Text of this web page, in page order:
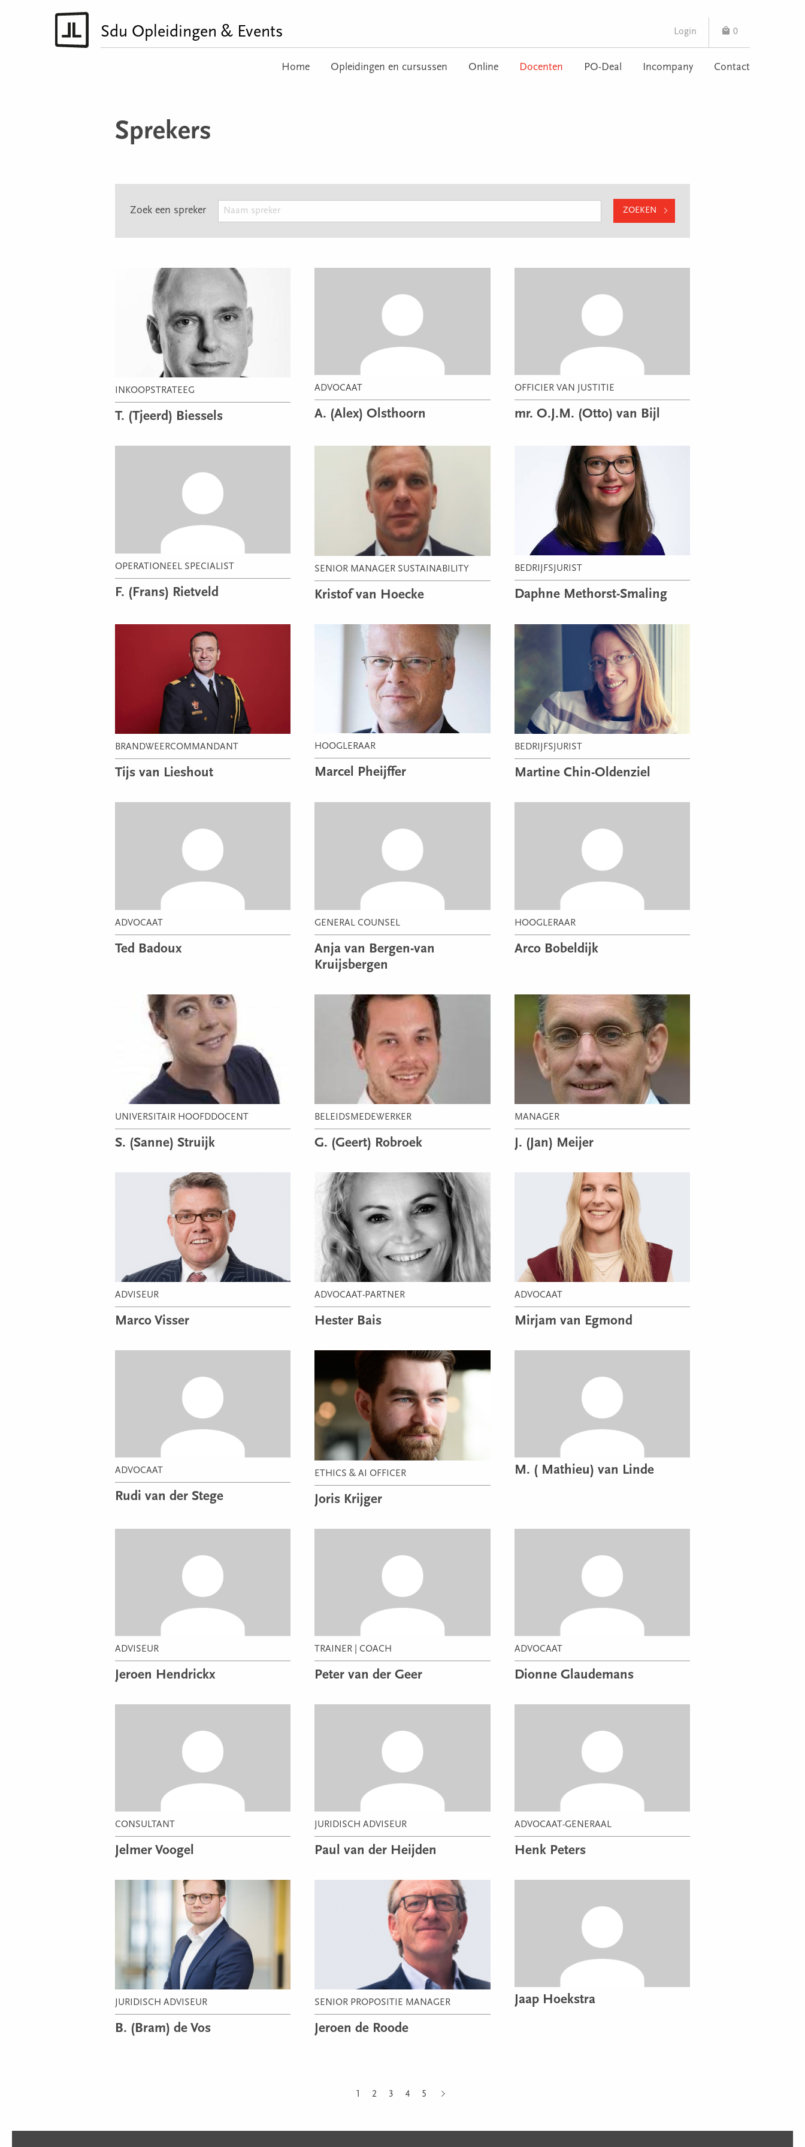
Sdu Opleidingen & Events Login 0
Home Opleidingen en cursussen Online Docenten PO-Deal Incompany Contact
Sprekers
Zoek een spreker ZOEKEN
INKOOPSTRATEEG
T. (Tjeerd) Biessels
ADVOCAAT
A. (Alex) Olsthoorn
OFFICIER VAN JUSTITIE
mr. O.J.M. (Otto) van Bijl
OPERATIONEEL SPECIALIST
F. (Frans) Rietveld
SENIOR MANAGER SUSTAINABILITY
Kristof van Hoecke
BEDRIJFSJURIST
Daphne Methorst-Smaling
BRANDWEERCOMMANDANT
Tijs van Lieshout
HOOGLERAAR
Marcel Pheijffer
BEDRIJFSJURIST
Martine Chin-Oldenziel
ADVOCAAT
Ted Badoux
GENERAL COUNSEL
Anja van Bergen-van
Kruijsbergen
HOOGLERAAR
Arco Bobeldijk
UNIVERSITAIR HOOFDDOCENT
S. (Sanne) Struijk
BELEIDSMEDEWERKER
G. (Geert) Robroek
MANAGER
J. (Jan) Meijer
ADVISEUR
Marco Visser
ADVOCAAT-PARTNER
Hester Bais
ADVOCAAT
Mirjam van Egmond
ADVOCAAT
Rudi van der Stege
ETHICS & AI OFFICER
Joris Krijger
M. ( Mathieu) van Linde
ADVISEUR
Jeroen Hendrickx
TRAINER | COACH
Peter van der Geer
ADVOCAAT
Dionne Glaudemans
CONSULTANT
Jelmer Voogel
JURIDISCH ADVISEUR
Paul van der Heijden
ADVOCAAT-GENERAAL
Henk Peters
JURIDISCH ADVISEUR
B. (Bram) de Vos
SENIOR PROPOSITIE MANAGER
Jeroen de Roode
Jaap Hoekstra
1 2 3 4 5